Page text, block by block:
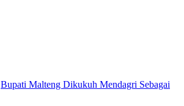
Bupati Malteng Dikukuh Mendagri Sebagai